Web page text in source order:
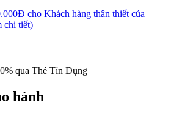
cho Khách hàng thân thiết của
chi tiết)
qua Thẻ Tín Dụng
hành